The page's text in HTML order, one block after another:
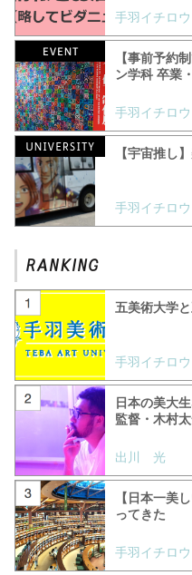
手羽イチロウ
【事前予約
ン学科 卒業
手羽イチロウ
【宇宙推し
手羽イチロウ
五美術大学
手羽イチロウ
日本の美大
監督・木村
出川 光
【日本一美
ってきた
手羽イチロウ